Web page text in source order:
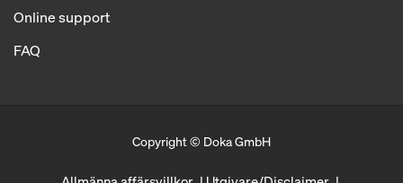
Online support
FAQ
Copyright © Doka GmbH